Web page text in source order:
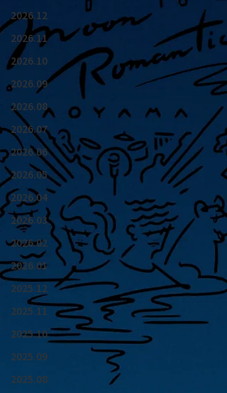
2026.12
2026.11
2026.10
2026.09
2026.08
2026.07
2026.06
2026.05
2026.04
2026.03
2026.02
2026.01
2025.12
2025.11
2025.10
2025.09
2025.08